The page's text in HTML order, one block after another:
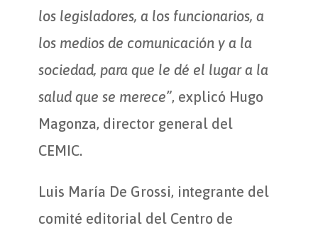
los legisladores, a los funcionarios, a
los medios de comunicación y a la
sociedad, para que le dé el lugar a la
salud que se merece”, explicó Hugo
Magonza, director general del
CEMIC.
Luis María De Grossi, integrante del
comité editorial del Centro de